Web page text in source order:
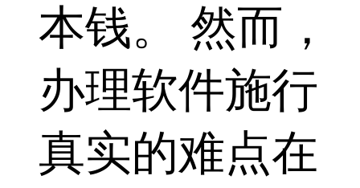
本钱。 然而，
办理软件施行
真实的难点在